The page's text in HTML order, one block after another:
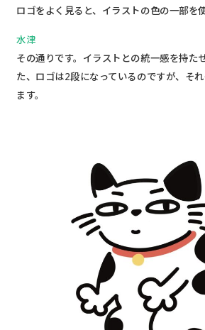
ロゴをよく見ると、イラストの色の一部を
水津
その通りです。イラストとの統一感を持た
た、ロゴは2段になっているのですが、そ
ます。